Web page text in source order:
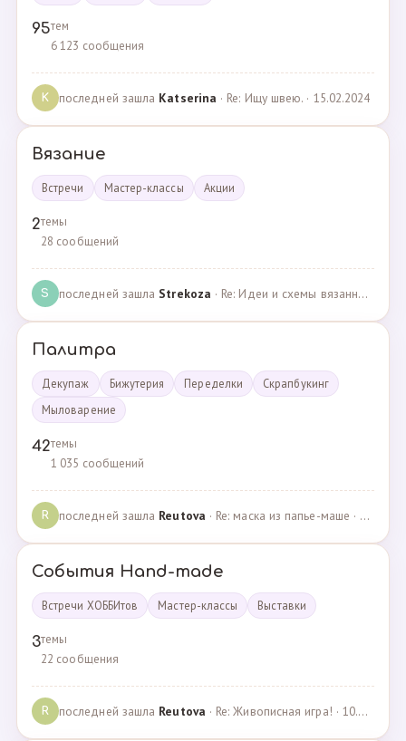
95тем
6 123 сообщения
K последней зашла Katserina · Re: Ищу швею. · 15.02.2024
Вязание
Встречи Мастер-классы Акции
2темы
28 сообщений
S последней зашла Strekoza · Re: Идеи и схемы вязанных шариков · 16.12.2020
Палитра
Декупаж Бижутерия Переделки
Скрапбукинг
Мыловарение
42темы
1 035 сообщений
R последней зашла Reutova · Re: маска из папье-маше · 20.12.2022
События Hand-made
Встречи ХОББИтов Мастер-классы Выставки
3темы
22 сообщения
R последней зашла Reutova · Re: Живописная игра! · 10.12.2020